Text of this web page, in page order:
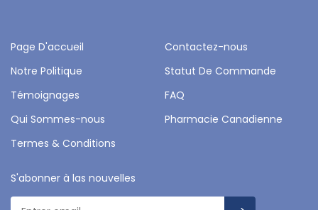
Page D'accueil
Contactez-nous
Notre Politique
Statut De Commande
Témoignages
FAQ
Qui Sommes-nous
Pharmacie Canadienne
Termes & Conditions
S'abonner à las nouvelles